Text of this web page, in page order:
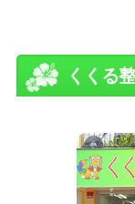
くくる